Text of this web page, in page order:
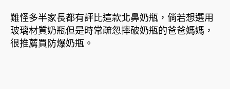
難怪多半家長都有評比這款北鼻奶瓶，倘若想選用
玻璃材質奶瓶但是時常疏忽摔破奶瓶的爸爸媽媽，
很推薦買防爆奶瓶。